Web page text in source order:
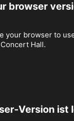
browser
your browser to
Hall.
Version ist